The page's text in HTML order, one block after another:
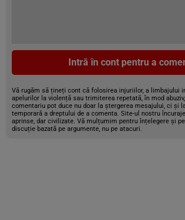
Intră în cont pentru a
Vă rugăm să țineți cont că folosirea injuriilor, a limbajului
apelurilor la violență sau trimiterea repetată, în mod
comentariu pot duce nu doar la ștergerea mesajului, ci și
temporară a dreptului de a comenta. Site-ul nostru
aprinse, dar civilizate. Vă mulțumim pentru înțelegere și
discuție bazată pe argumente, nu pe atacuri.